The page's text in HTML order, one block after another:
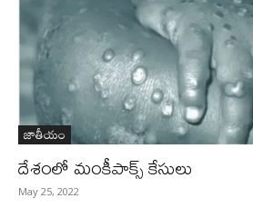
జాతీయం
దేశంలో మంకీపాక్స్‌ కేసులు
May 25, 2022